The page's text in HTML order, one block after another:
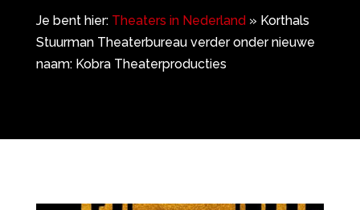
Je bent hier: Theaters in Nederland» Korthals
Stuurman Theaterbureau verder onder nieuwe
naam: Kobra Theaterproducties